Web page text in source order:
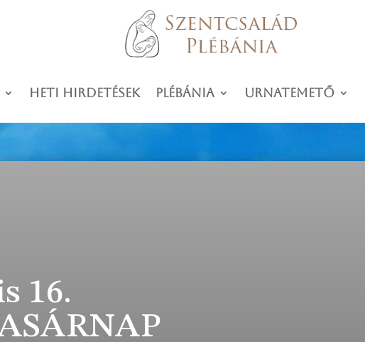
Heti hirdetések Plébánia Urnatemető
16.